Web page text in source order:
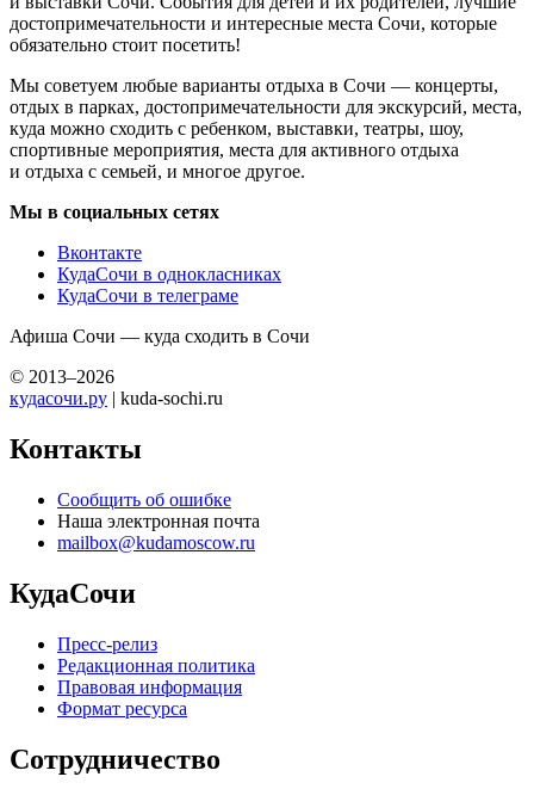
достопримечательности и интересные места Сочи, которые
обязательно стоит посетить!
Мы советуем любые варианты отдыха в Сочи — концерты,
отдых в парках, достопримечательности для экскурсий, места,
куда можно сходить с ребенком, выставки, театры, шоу,
спортивные мероприятия, места для активного отдыха
и отдыха с семьей, и многое другое.
Мы в социальных сетях
Вконтакте
КудаСочи в однокласниках
КудаСочи в телеграме
Афиша Сочи — куда сходить в Сочи
© 2013–2026
кудасочи.ру | kuda-sochi.ru
Контакты
Сообщить об ошибке
Наша электронная почта
mailbox@kudamoscow.ru
КудаСочи
Пресс-релиз
Редакционная политика
Правовая информация
Формат ресурса
Сотрудничество